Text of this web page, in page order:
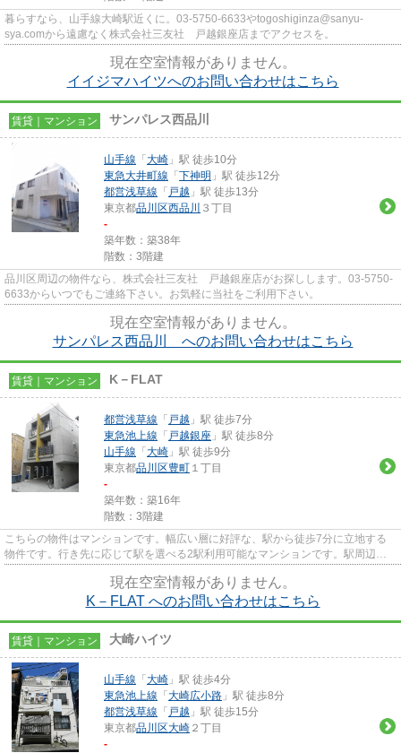
暮らすなら、山手線大崎駅近くに。03-5750-6633やtogoshiginza@sanyu-
sya.comから遠慮なく株式会社三友社 戸越銀座店までアクセスを。
現在空室情報がありません。
イイジマハイツへのお問い合わせはこちら
賃貸｜マンション サンパレス西品川
山手線 「 大崎 」駅 徒歩10分
東急大井町線 「 下神明 」駅 徒歩12分
都営浅草線 「 戸越 」駅 徒歩13分
東京都品川区西品川 ３丁目
-
築年数：築38年
階数：3階建
品川区周辺の物件なら、株式会社三友社 戸越銀座店がお探しします。03-5750-
6633からいつでもご連絡下さい。お気軽に当社をご利用下さい。
現在空室情報がありません。
サンパレス西品川 へのお問い合わせはこちら
賃貸｜マンション K－FLAT
都営浅草線 「 戸越 」駅 徒歩7分
東急池上線 「 戸越銀座 」駅 徒歩8分
山手線 「 大崎 」駅 徒歩9分
東京都品川区豊町 １丁目
-
築年数：築16年
階数：3階建
こちらの物件はマンションです。幅広い層に好評な、駅から徒歩7分に立地する
物件です。行き先に応じて駅を選べる2駅利用可能なマンションです。駅周辺の
現在空室情報がありません。
K－FLAT へのお問い合わせはこちら
賃貸｜マンション 大崎ハイツ
山手線 「 大崎 」駅 徒歩4分
東急池上線 「 大崎広小路 」駅 徒歩8分
都営浅草線 「 戸越 」駅 徒歩15分
東京都品川区大崎 ２丁目
-